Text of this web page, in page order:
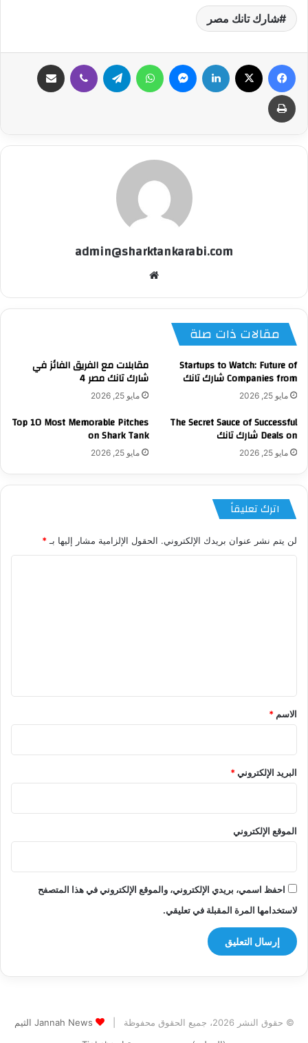
شارك تانك مصر
فيسبوك لينكدإن ماسنجر واتساب تيلقرام ڤايبر
طباعة
admin@sharktankarabi.com
مقالات ذات صلة
Startups to Watch: Future of
Companies from شارك تانك
مايو 25, 2026
مقابلات مع الفريق الفائز في
شارك تانك مصر 4
مايو 25, 2026
The Secret Sauce of Successful
Deals on شارك تانك
مايو 25, 2026
Top 10 Most Memorable Pitches
on Shark Tank
مايو 25, 2026
اترك تعليقاً
لن يتم نشر عنوان بريدك الإلكتروني. الحقول الإلزامية مشار إليها بـ *
*
الاسم *
البريد الإلكتروني*
الموقع الإلكتروني
احفظ اسمي، بريدي الإلكتروني، والموقع الإلكتروني في هذا المتصفح
لاستخدامها المرة المقبلة في تعليقي.
© حقوق النشر 2026، جميع الحقوق محفوظة |
Jannah News الثيم